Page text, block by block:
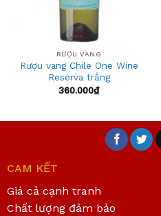
RƯỢU VANG
Rượu vang Chile One Wine
Reserva trắng
360.000₫
CAM KẾT
Giá cả cạnh tranh
Chất lượng đảm bảo